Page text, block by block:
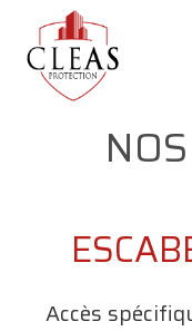
Accès